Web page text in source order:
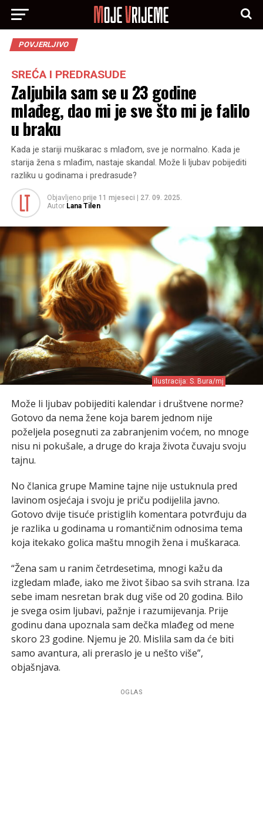
POVJERLJIVO
SREĆA I PREDRASUDE
Zaljubila sam se u 23 godine
mlađeg, dao mi je sve što mi je falilo
u braku
Kada je stariji muškarac s mlađom, sve je normalno. Kada je
starija žena s mlađim, nastaje skandal. Može li ljubav pobijediti
razliku u godinama i predrasude?
Objavljeno prije 11 mjeseci
27. 09. 2025.
Autor Lana Tilen
ilustracija: S. Bura/mj
Može li ljubav pobijediti kalendar i društvene norme?
Gotovo da nema žene koja barem jednom nije
poželjela posegnuti za zabranjenim voćem, no mnoge
nisu ni pokušale, a druge do kraja života čuvaju svoju
tajnu.
No članica grupe Mamine tajne nije ustuknula pred
lavinom osjećaja i svoju je priču podijelila javno.
Gotovo dvije tisuće pristiglih komentara potvrđuju da
je razlika u godinama u romantičnim odnosima tema
koja itekako golica maštu mnogih žena i muškaraca.
“Žena sam u ranim četrdesetima, mnogi kažu da
izgledam mlađe, iako me život šibao sa svih strana. Iza
sebe imam nesretan brak dug više od 20 godina. Bilo
je svega osim ljubavi, pažnje i razumijevanja. Prije
godinu dana upoznala sam dečka mlađeg od mene
skoro 23 godine. Njemu je 20. Mislila sam da će biti
samo avantura, ali preraslo je u nešto više”,
objašnjava.
OGLAS